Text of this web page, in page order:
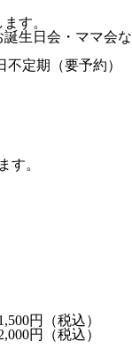
す。
生日会・ママ会な
定期（要予約）
す。
円
（税込）
円
（税込）